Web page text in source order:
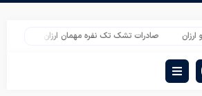
صادرات تشک تک نفره مهمان ارزان خرید اینترنتی